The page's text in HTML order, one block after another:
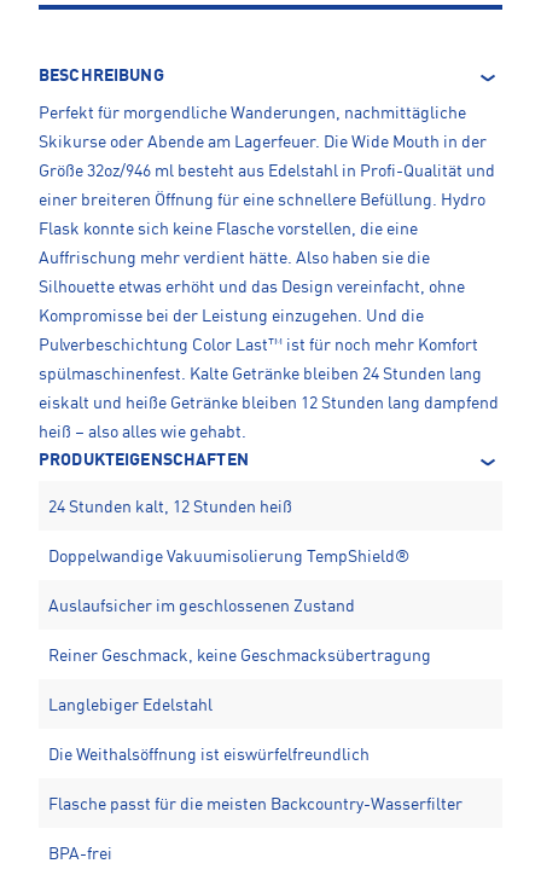
BESCHREIBUNG
Perfekt für morgendliche Wanderungen, nachmittägliche
Skikurse oder Abende am Lagerfeuer. Die Wide Mouth in der
Größe 32oz/946 ml besteht aus Edelstahl in Profi-Qualität und
einer breiteren Öffnung für eine schnellere Befüllung. Hydro
Flask konnte sich keine Flasche vorstellen, die eine
Auffrischung mehr verdient hätte. Also haben sie die
Silhouette etwas erhöht und das Design vereinfacht, ohne
Kompromisse bei der Leistung einzugehen. Und die
Pulverbeschichtung Color Last™ ist für noch mehr Komfort
spülmaschinenfest. Kalte Getränke bleiben 24 Stunden lang
eiskalt und heiße Getränke bleiben 12 Stunden lang dampfend
heiß – also alles wie gehabt.
PRODUKTEIGENSCHAFTEN
24 Stunden kalt, 12 Stunden heiß
Doppelwandige Vakuumisolierung TempShield®️
Auslaufsicher im geschlossenen Zustand
Reiner Geschmack, keine Geschmacksübertragung
Langlebiger Edelstahl
Die Weithalsöffnung ist eiswürfelfreundlich
Flasche passt für die meisten Backcountry-Wasserfilter
BPA-frei